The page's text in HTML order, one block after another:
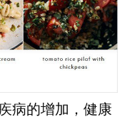
病的增加，健康